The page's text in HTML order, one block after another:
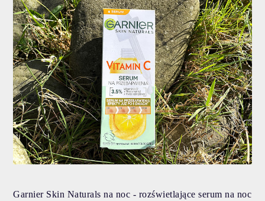
Garnier Skin Naturals na noc - rozświetlające serum na noc